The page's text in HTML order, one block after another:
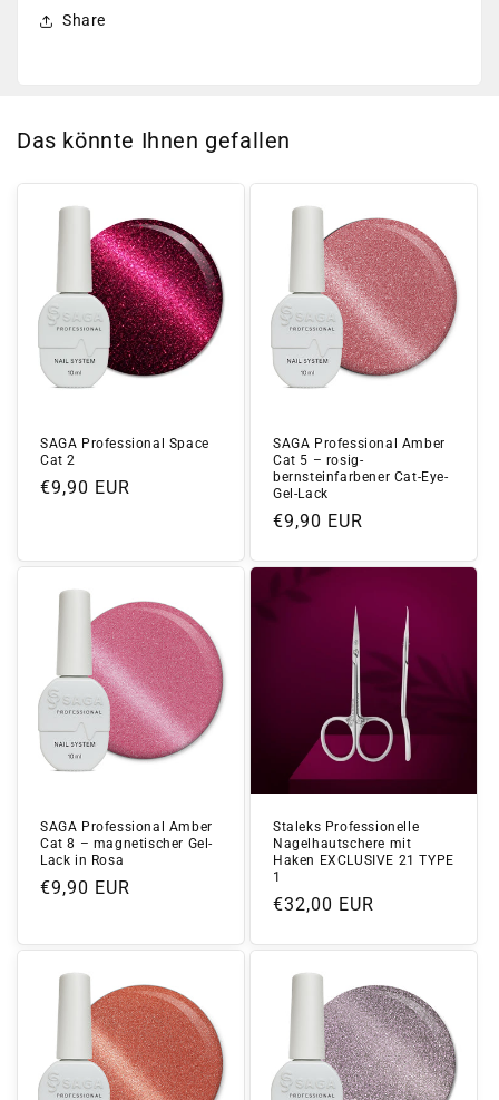
Share
Das könnte Ihnen gefallen
SAGA Professional Space
Cat 2
Normaler
€9,90 EUR
SAGA Professional Amber
Cat 5 – rosig-
bernsteinfarbener Cat-Eye-
Gel-Lack
Normaler
€9,90 EUR
SAGA Professional Amber
Cat 8 – magnetischer Gel-
Lack in Rosa
Normaler
€9,90 EUR
Staleks Professionelle
Nagelhautschere mit
Haken EXCLUSIVE 21 TYPE
1
Normaler
€32,00 EUR